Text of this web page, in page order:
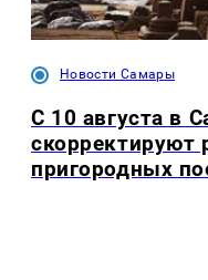
Новости Самары
С 10 августа в
скорректируют
пригородных